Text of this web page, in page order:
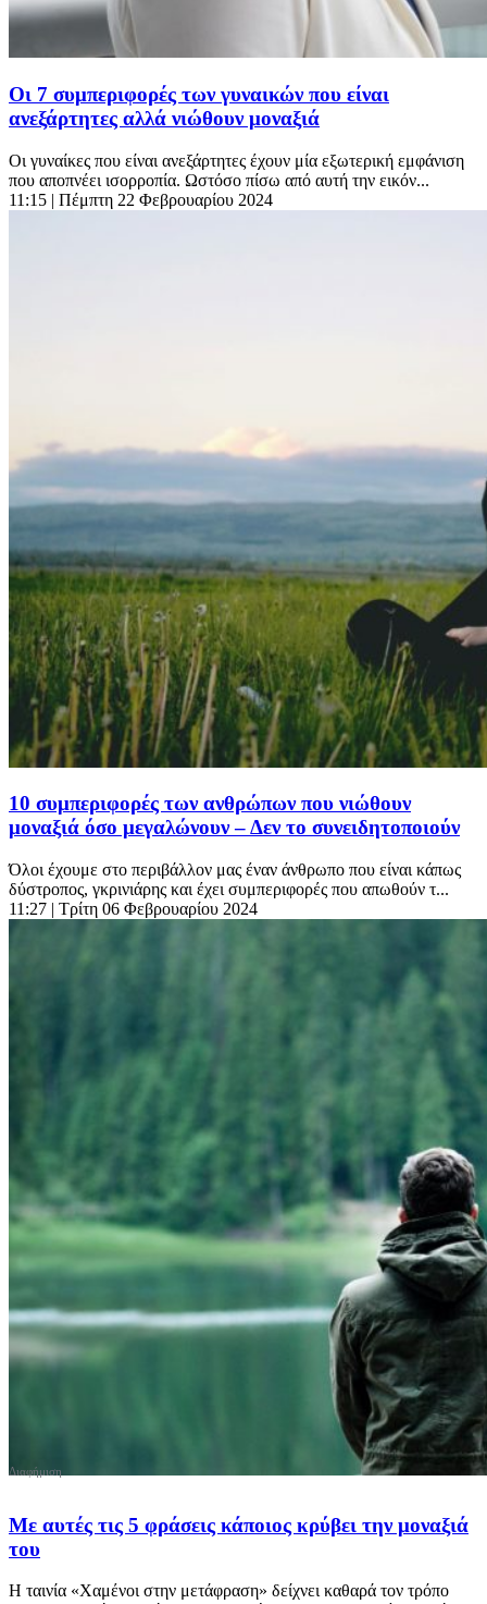
Οι 7 συμπεριφορές των γυναικών που είναι
ανεξάρτητες αλλά νιώθουν μοναξιά
Οι γυναίκες που είναι ανεξάρτητες έχουν μία εξωτερική εμφάνιση
που αποπνέει ισορροπία. Ωστόσο πίσω από αυτή την εικόν...
11:15 | Πέμπτη 22 Φεβρουαρίου 2024
10 συμπεριφορές των ανθρώπων που νιώθουν
μοναξιά όσο μεγαλώνουν – Δεν το συνειδητοποιούν
Όλοι έχουμε στο περιβάλλον μας έναν άνθρωπο που είναι κάπως
δύστροπος, γκρινιάρης και έχει συμπεριφορές που απωθούν τ...
11:27 | Τρίτη 06 Φεβρουαρίου 2024
Με αυτές τις 5 φράσεις κάποιος κρύβει την μοναξιά
του
Η ταινία «Χαμένοι στην μετάφραση» δείχνει καθαρά τον τρόπο